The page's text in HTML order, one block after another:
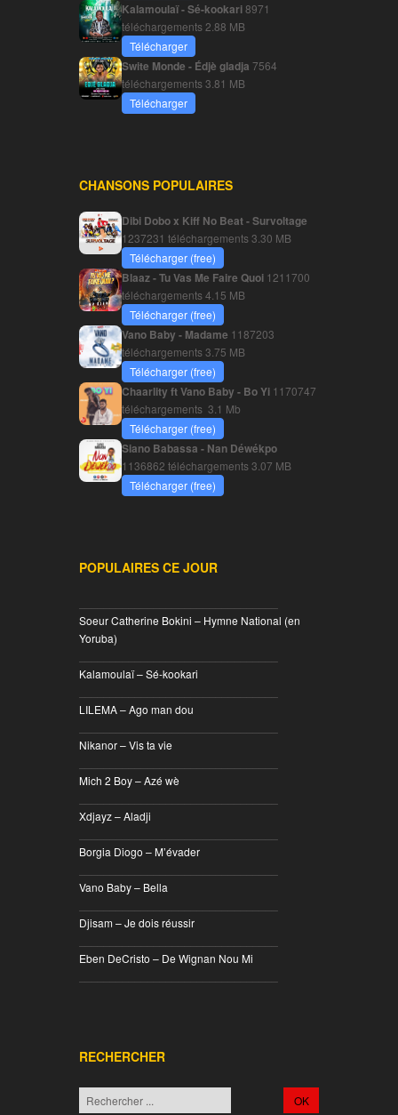
Kalamoulaï - Sé-kookari8971
téléchargements 2.88 MB
Télécharger
Swite Monde - Édjè gladja 7564
téléchargements3.81 MB
Télécharger
CHANSONS POPULAIRES
Dibi Dobo x Kiff No Beat - Survoltage
1237231 téléchargements3.30 MB
Télécharger (free)
Blaaz - Tu Vas Me Faire Quoi 1211700
téléchargements4.15 MB
Télécharger (free)
Vano Baby - Madame 1187203
téléchargements3.75 MB
Télécharger (free)
Chaarlity ft Vano Baby - Bo Yi 1170747
téléchargements 3.1 Mb
Télécharger (free)
Siano Babassa - Nan Déwékpo
1136862 téléchargements3.07 MB
Télécharger (free)
POPULAIRES CE JOUR
Soeur Catherine Bokini – Hymne National (en
Yoruba)
Kalamoulaï – Sé-kookari
LILEMA – Ago man dou
Nikanor – Vis ta vie
Mich 2 Boy – Azé wè
Xdjayz – Aladji
Borgia Diogo – M’évader
Vano Baby – Bella
Djisam – Je dois réussir
Eben DeCristo – De Wignan Nou Mi
RECHERCHER